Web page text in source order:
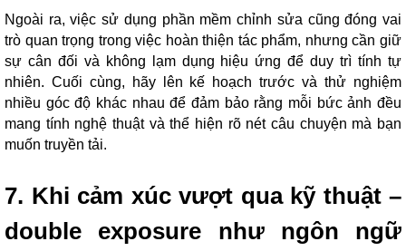
Ngoài ra, việc sử dụng phần mềm chỉnh sửa cũng đóng vai
trò quan trọng trong việc hoàn thiện tác phẩm, nhưng cần giữ
sự cân đối và không lạm dụng hiệu ứng để duy trì tính tự
nhiên. Cuối cùng, hãy lên kế hoạch trước và thử nghiệm
nhiều góc độ khác nhau để đảm bảo rằng mỗi bức ảnh đều
mang tính nghệ thuật và thể hiện rõ nét câu chuyện mà bạn
muốn truyền tải.
7. Khi cảm xúc vượt qua kỹ thuật –
double exposure như ngôn ngữ